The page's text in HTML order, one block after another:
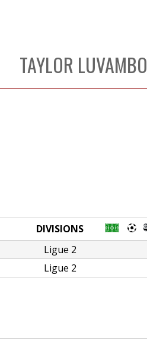
TAYLOR LUVAMBO
DIVISIONS
Ligue 2
Ligue 2